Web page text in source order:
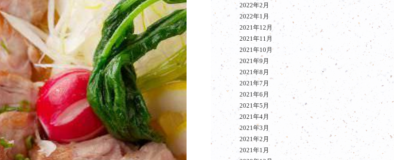
2022年2月
2022年1月
2021年12月
2021年11月
2021年10月
2021年9月
2021年8月
2021年7月
2021年6月
2021年5月
2021年4月
2021年3月
2021年2月
2021年1月